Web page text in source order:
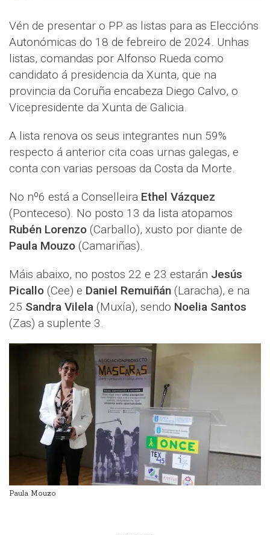
Vén de presentar o PP as listas para as Eleccións
Autonómicas do 18 de febreiro de 2024. Unhas
listas, comandas por Alfonso Rueda como
candidato á presidencia da Xunta, que na
provincia da Coruña encabeza Diego Calvo, o
Vicepresidente da Xunta de Galicia.
A lista renova os seus integrantes nun 59%
respecto á anterior cita coas urnas galegas, e
conta con varias persoas da Costa da Morte.
No nº6 está a Conselleira Ethel Vázquez
(Ponteceso). No posto 13 da lista atopamos
Rubén Lorenzo (Carballo), xusto por diante de
Paula Mouzo (Camariñas).
Máis abaixo, no postos 22 e 23 estarán Jesús
Picallo (Cee) e Daniel Remuiñán (Laracha), e na
25 Sandra Vilela (Muxía), sendo Noelia Santos
(Zas) a suplente 3.
Paula Mouzo